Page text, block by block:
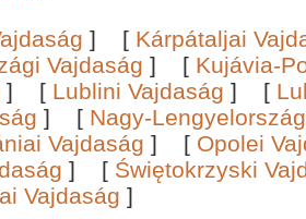
] [ Kárpátaljai
Vajdaság ] [ Kujávia-
] [ Lublini Vajdaság ] [
] [ Nagy-
Vajdaság ] [ Opolei
] [ Świętokrzyski
Vajdaság ]